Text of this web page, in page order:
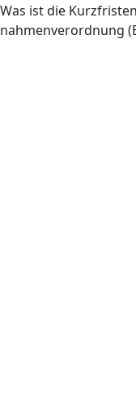
Was ist die
nahmenverordnung